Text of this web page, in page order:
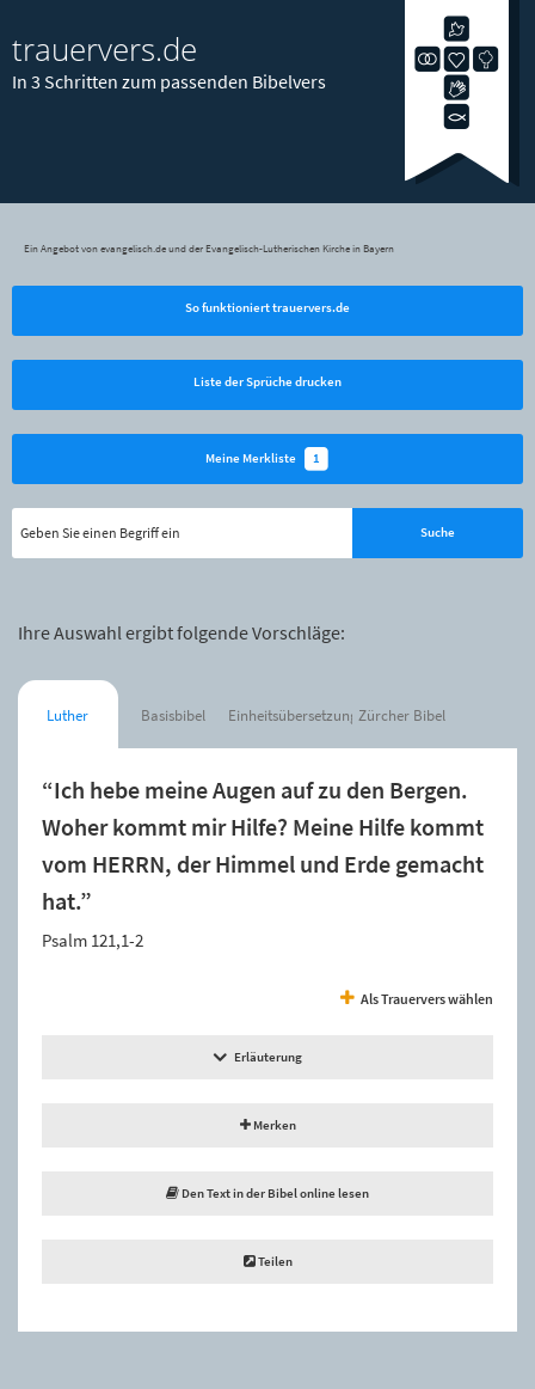
trauervers.de
In 3 Schritten zum passenden Bibelvers
Ein Angebot von evangelisch.de und der Evangelisch-Lutherischen Kirche in Bayern
So funktioniert trauervers.de
Liste der Sprüche drucken
Meine Merkliste 1
Ihre Auswahl ergibt folgende Vorschläge:
Luther Basisbibel Einheitsübersetzung Zürcher Bibel
“Ich hebe meine Augen auf zu den Bergen.
Woher kommt mir Hilfe? Meine Hilfe kommt
vom HERRN, der Himmel und Erde gemacht
hat.”
Psalm 121,1-2
Als Trauervers wählen
Erläuterung
Merken
Den Text in der Bibel online lesen
Teilen